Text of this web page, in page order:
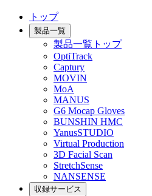
トップ
製品一覧
製品一覧トップ
OptiTrack
Captury
MOVIN
MoA
MANUS
G6 Mocap Gloves
BUNSHIN HMC
YanusSTUDIO
Virtual Production
3D Facial Scan
StretchSense
NANSENSE
収録サービス